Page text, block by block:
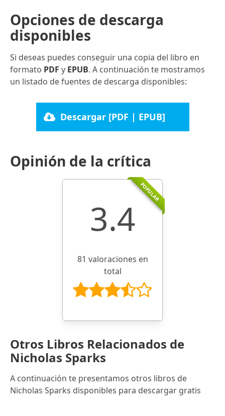
Opciones de descarga
disponibles
Si deseas puedes conseguir una copia del libro en
formato PDF y EPUB. A continuación te mostramos
un listado de fuentes de descarga disponibles:
Descargar [PDF | EPUB]
Opinión de la crítica
POPULAR
3.4
81 valoraciones en
total
Otros Libros Relacionados de
Nicholas Sparks
A continuación te presentamos otros libros de
Nicholas Sparks disponibles para descargar gratis